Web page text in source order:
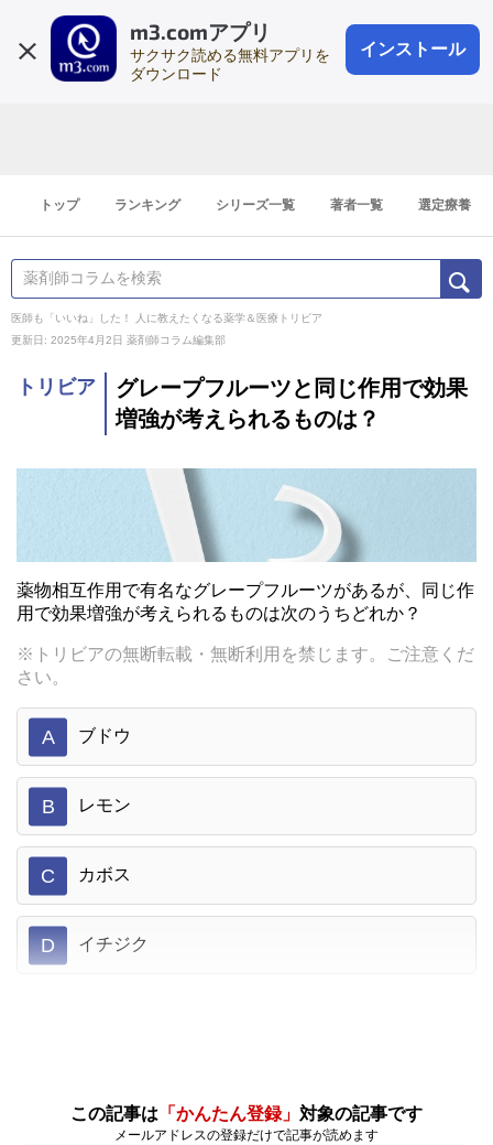
m3.comアプリ
サクサク読める無料アプリを
ダウンロード
インストール
会員登録
登録1分
トップ ランキング シリーズ一覧 著者一覧 選定療養
医師も「いいね」した！ 人に教えたくなる薬学＆医療トリビア
更新日: 2025年4月2日 薬剤師コラム編集部
トリビア
グレープフルーツと同じ作用で効果
増強が考えられるものは？
薬物相互作用で有名なグレープフルーツがあるが、同じ作
用で効果増強が考えられるものは次のうちどれか？
※トリビアの無断転載・無断利用を禁じます。ご注意くだ
さい。
A ブドウ
B レモン
C カボス
D イチジク
この記事は 「かんたん登録」 対象の記事です
メールアドレスの登録だけで記事が読めます